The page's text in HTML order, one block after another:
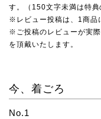
す。（150文字未満は特典
※レビュー投稿は、1商品
※ご投稿のレビューが実
を頂戴いたします。
今、着ごろ
No.1